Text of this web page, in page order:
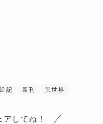
記
新刊 異世界
してね！